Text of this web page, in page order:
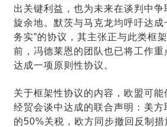
出关键利益，也为未来在谈判中争
旋余地。默茨与马克龙均呼吁达成
务实”的协议，其主张正与此类框
前，冯德莱恩的团队也已将工作
达成一项原则性协议。
关于框架性协议的内容，欧盟可
经贸会谈中达成的联合声明：美方
的50%关税，欧方同步撤回反制